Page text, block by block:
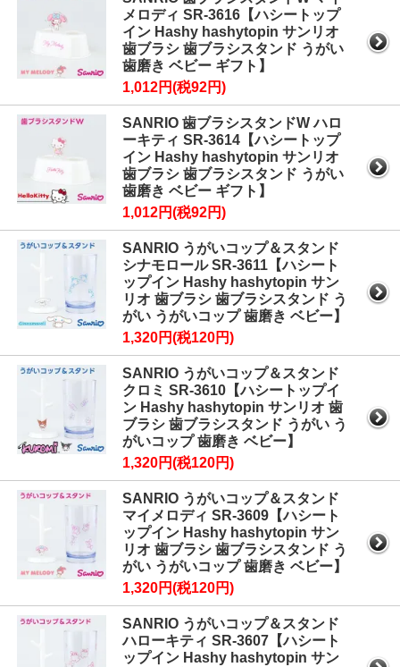
メロディ SR-3616【ハシートップ
イン Hashy hashytopin サンリオ
歯ブラシ 歯ブラシスタンド うがい
歯磨き ベビー ギフト】
1,012円(税92円)
SANRIO 歯ブラシスタンドW ハロ
ーキティ SR-3614【ハシートップ
イン Hashy hashytopin サンリオ
歯ブラシ 歯ブラシスタンド うがい
歯磨き ベビー ギフト】
1,012円(税92円)
SANRIO うがいコップ＆スタンド
シナモロール SR-3611【ハシート
ップイン Hashy hashytopin サン
リオ 歯ブラシ 歯ブラシスタンド う
がい うがいコップ 歯磨き ベビー】
1,320円(税120円)
SANRIO うがいコップ＆スタンド
クロミ SR-3610【ハシートップイ
ン Hashy hashytopin サンリオ 歯
ブラシ 歯ブラシスタンド うがい う
がいコップ 歯磨き ベビー】
1,320円(税120円)
SANRIO うがいコップ＆スタンド
マイメロディ SR-3609【ハシート
ップイン Hashy hashytopin サン
リオ 歯ブラシ 歯ブラシスタンド う
がい うがいコップ 歯磨き ベビー】
1,320円(税120円)
SANRIO うがいコップ＆スタンド
ハローキティ SR-3607【ハシート
ップイン Hashy hashytopin サン